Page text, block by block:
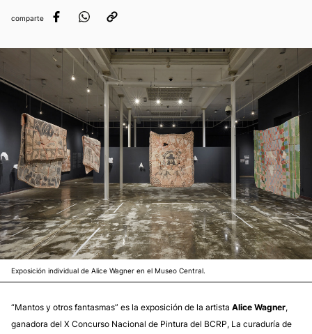
comparte
Exposición individual de Alice Wagner en el Museo Central.
“Mantos y otros fantasmas” es la exposición de la artista Alice Wagner,
ganadora del X Concurso Nacional de Pintura del BCRP, La curaduría de